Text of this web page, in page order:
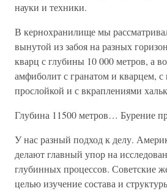
науки и техники.
В кернохранилище мы
вынутой из забоя на разных
кварц с глубины 10 000 метров, а
амфиболит с гранатом и кварцем,
прослойкой и с вкраплениями
Глубина 11500 метров… Бурение
У нас разный подход к делу.
делают главный упор на
глубинных процессов. Советские
целью изучение состава и